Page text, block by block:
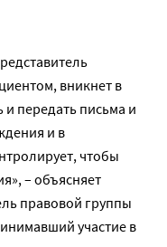
вникнет в
и передать письма и
и в
чтобы
– объясняет
правовой группы
участие в